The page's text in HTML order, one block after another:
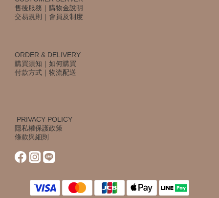
售後服務 ｜ 購物金說明
交易規則
｜ 會員及制度
ORDER & DELIVERY
購買須知 ｜ 如何購買
付款方式 ｜ 物流配送
PRIVACY POLICY
隱私權保護政策
條款與細則